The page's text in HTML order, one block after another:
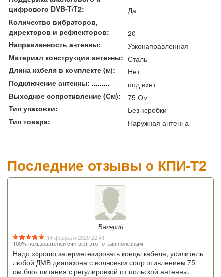
цифрового DVB-T/T2:
Да
Количество вибраторов,
директоров и рефлекторов:
20
Направленность антенны:
Узконаправленная
Материал конструкции антенны: Сталь
Длина кабеля в комплекте (м):
Нет
Подключение антенны:
под винт
Выходное сопротивление (Ом):
75 Ом
Тип упаковки:
Без коробки
Тип товара:
Наружная антенна
Последние отзывы о КПИ-Т2
Валерий
14 февраля 2020 22:41
100% пользователей считают этот отзыв полезным
Надо хорошо загерметезировать концы кабеля, усилитель
любой ДМВ диапазона с волновым сопр отивлением 75
ом,блок питания с регулировкой от польской антенны.